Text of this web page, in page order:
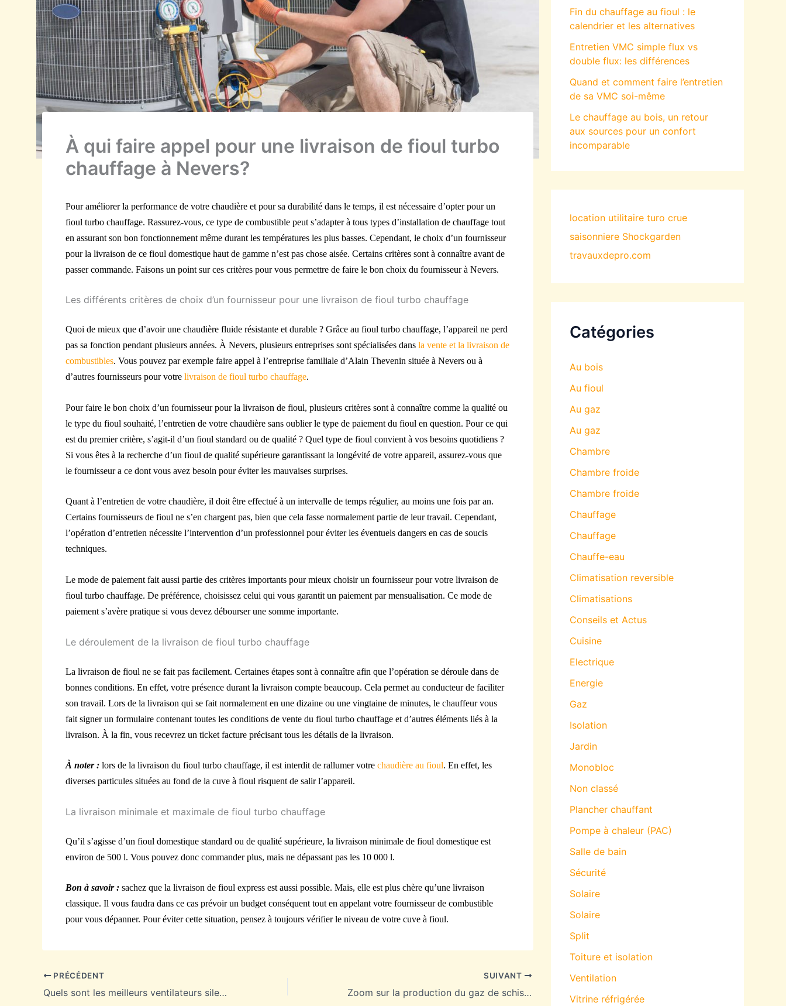
À qui faire appel pour une livraison de fioul turbo
chauffage à Nevers?
Pour améliorer la performance de votre chaudière et pour sa durabilité dans le temps, il est nécessaire d’opter pour un
fioul turbo chauffage. Rassurez-vous, ce type de combustible peut s’adapter à tous types d’installation de chauffage tout
en assurant son bon fonctionnement même durant les températures les plus basses. Cependant, le choix d’un fournisseur
pour la livraison de ce fioul domestique haut de gamme n’est pas chose aisée. Certains critères sont à connaître avant de
passer commande. Faisons un point sur ces critères pour vous permettre de faire le bon choix du fournisseur à Nevers.
Les différents critères de choix d’un fournisseur pour une livraison de fioul turbo chauffage
Quoi de mieux que d’avoir une chaudière fluide résistante et durable ? Grâce au fioul turbo chauffage, l’appareil ne perd
pas sa fonction pendant plusieurs années. À Nevers, plusieurs entreprises sont spécialisées dans la vente et la livraison de
combustibles. Vous pouvez par exemple faire appel à l’entreprise familiale d’Alain Thevenin située à Nevers ou à
d’autres fournisseurs pour votre livraison de fioul turbo chauffage.
Pour faire le bon choix d’un fournisseur pour la livraison de fioul, plusieurs critères sont à connaître comme la qualité ou
le type du fioul souhaité, l’entretien de votre chaudière sans oublier le type de paiement du fioul en question. Pour ce qui
est du premier critère, s’agit-il d’un fioul standard ou de qualité ? Quel type de fioul convient à vos besoins quotidiens ?
Si vous êtes à la recherche d’un fioul de qualité supérieure garantissant la longévité de votre appareil, assurez-vous que
le fournisseur a ce dont vous avez besoin pour éviter les mauvaises surprises.
Quant à l’entretien de votre chaudière, il doit être effectué à un intervalle de temps régulier, au moins une fois par an.
Certains fournisseurs de fioul ne s’en chargent pas, bien que cela fasse normalement partie de leur travail. Cependant,
l’opération d’entretien nécessite l’intervention d’un professionnel pour éviter les éventuels dangers en cas de soucis
techniques.
Le mode de paiement fait aussi partie des critères importants pour mieux choisir un fournisseur pour votre livraison de
fioul turbo chauffage. De préférence, choisissez celui qui vous garantit un paiement par mensualisation. Ce mode de
paiement s’avère pratique si vous devez débourser une somme importante.
Le déroulement de la livraison de fioul turbo chauffage
La livraison de fioul ne se fait pas facilement. Certaines étapes sont à connaître afin que l’opération se déroule dans de
bonnes conditions. En effet, votre présence durant la livraison compte beaucoup. Cela permet au conducteur de faciliter
son travail. Lors de la livraison qui se fait normalement en une dizaine ou une vingtaine de minutes, le chauffeur vous
fait signer un formulaire contenant toutes les conditions de vente du fioul turbo chauffage et d’autres éléments liés à la
livraison. À la fin, vous recevrez un ticket facture précisant tous les détails de la livraison.
À noter : lors de la livraison du fioul turbo chauffage, il est interdit de rallumer votre chaudière au fioul. En effet, les
diverses particules situées au fond de la cuve à fioul risquent de salir l’appareil.
La livraison minimale et maximale de fioul turbo chauffage
Qu’il s’agisse d’un fioul domestique standard ou de qualité supérieure, la livraison minimale de fioul domestique est
environ de 500 l. Vous pouvez donc commander plus, mais ne dépassant pas les 10 000 l.
Bon à savoir : sachez que la livraison de fioul express est aussi possible. Mais, elle est plus chère qu’une livraison
classique. Il vous faudra dans ce cas prévoir un budget conséquent tout en appelant votre fournisseur de combustible
pour vous dépanner. Pour éviter cette situation, pensez à toujours vérifier le niveau de votre cuve à fioul.
PRÉCÉDENT
Quels sont les meilleurs ventilateurs silencieux en 2022 ?
SUIVANT
Zoom sur la production du gaz de schiste
Fin du chauffage au fioul : le
calendrier et les alternatives
Entretien VMC simple flux vs
double flux: les différences
Quand et comment faire l’entretien
de sa VMC soi-même
Le chauffage au bois, un retour
aux sources pour un confort
incomparable
location utilitaire turo crue
saisonniere Shockgarden
travauxdepro.com
Catégories
Au bois
Au fioul
Au gaz
Au gaz
Chambre
Chambre froide
Chambre froide
Chauffage
Chauffage
Chauffe-eau
Climatisation reversible
Climatisations
Conseils et Actus
Cuisine
Electrique
Energie
Gaz
Isolation
Jardin
Monobloc
Non classé
Plancher chauffant
Pompe à chaleur (PAC)
Salle de bain
Sécurité
Solaire
Solaire
Split
Toiture et isolation
Ventilation
Vitrine réfrigérée